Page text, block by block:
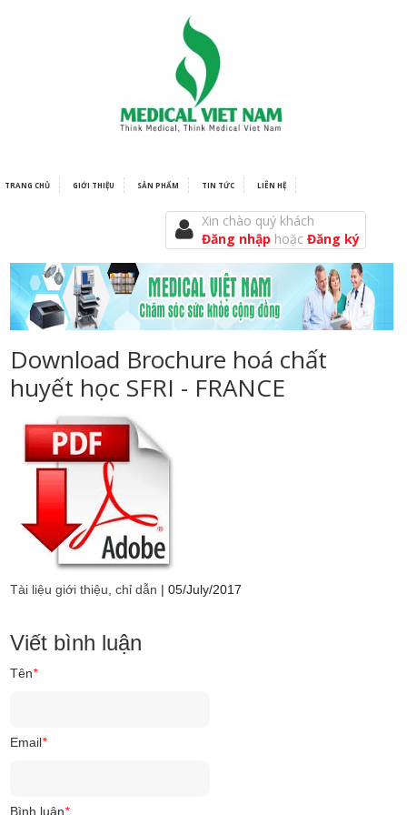
TRANG CHỦ GIỚI THIỆU SẢN PHẨM TIN TỨC LIÊN HỆ
Xin chào quý khách
Đăng nhập hoặcĐăng ký
Download Brochure hoá chất
huyết học SFRI - FRANCE
Tài liệu giới thiệu, chỉ dẫn | 05/July/2017
Viết bình luận
Tên*
Email*
Bình luận*